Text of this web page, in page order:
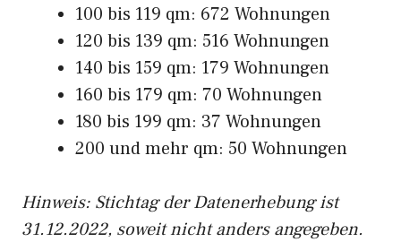
100 bis 119 qm: 672 Wohnungen
120 bis 139 qm: 516 Wohnungen
140 bis 159 qm: 179 Wohnungen
160 bis 179 qm: 70 Wohnungen
180 bis 199 qm: 37 Wohnungen
200 und mehr qm: 50 Wohnungen
Hinweis: Stichtag der Datenerhebung ist
31.12.2022, soweit nicht anders angegeben.